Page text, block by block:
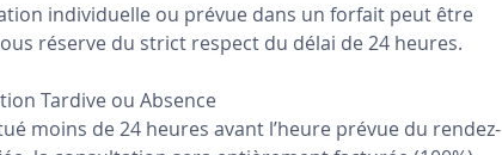
individuelle ou prévue dans un forfait peut être
réserve du strict respect du délai de 24 heures.
Tardive ou Absence
moins de 24 heures avant l’heure prévue du rendez-